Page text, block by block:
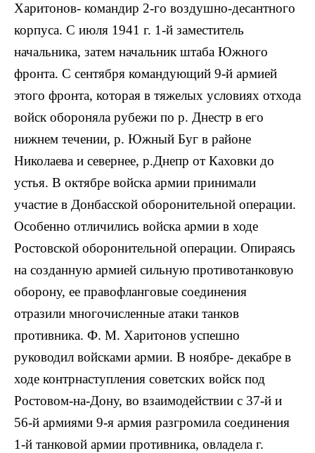
Харитонов- командир 2-го воздушно-десантного
корпуса. С июля 1941 г. 1-й заместитель
начальника, затем начальник штаба Южного
фронта. С сентября командующий 9-й армией
этого фронта, которая в тяжелых условиях отхода
войск обороняла рубежи по р. Днестр в его
нижнем течении, р. Южный Буг в районе
Николаева и севернее, р.Днепр от Каховки до
устья. В октябре войска армии принимали
участие в Донбасской оборонительной операции.
Особенно отличились войска армии в ходе
Ростовской оборонительной операции. Опираясь
на созданную армией сильную противотанковую
оборону, ее правофланговые соединения
отразили многочисленные атаки танков
противника. Ф. М. Харитонов успешно
руководил войсками армии. В ноябре- декабре в
ходе контрнаступления советских войск под
Ростовом-на-Дону, во взаимодействии с 37-й и
56-й армиями 9-я армия разгромила соединения
1-й танковой армии противника, овладела г.